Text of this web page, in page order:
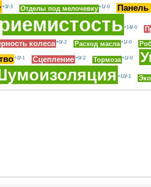
+3/-3 Отделы под мелочевку +1/-0 Панель
+14/-0
колеса+0/-2 Расход масла +1/-0
+2/-1 Сцепление +0/-2 Тормоза +1/-0
+10/-1